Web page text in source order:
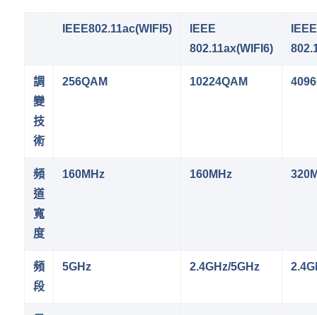
IEEE802.11ac(WIFI5)
IEEE
802.11ax(WIFI6)
IEEE
調
變
技
術
256QAM 10224QAM
頻
道
寬
度
160MHz 160MHz
頻
段
5GHz 2.4GHz/5GHz